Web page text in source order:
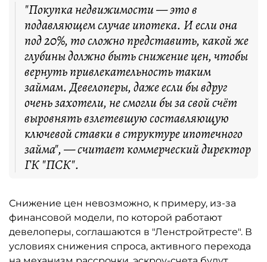
"Покупка недвижимости — это в
подавляющем случае ипотека. И если она
под 20%, то сложно представить, какой же
глубины должно быть снижение цен, чтобы
вернуть привлекательность таким
займам. Девелоперы, даже если бы вдруг
очень захотели, не смогли бы за свой счёт
выровнять взлетевшую составляющую
ключевой ставки в структуре ипотечного
займа", — считает коммерческий директор
ГК "ПСК".
Снижение цен невозможно, к примеру, из-за
финансовой модели, по которой работают
девелоперы, соглашаются в "Ленстройтресте". В
условиях снижения спроса, активного перехода